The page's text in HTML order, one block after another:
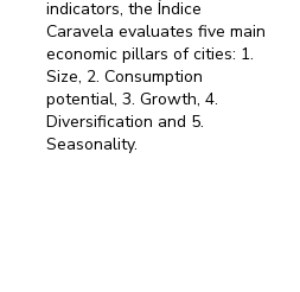
indicators, the Índice
Caravela evaluates five main
economic pillars of cities: 1.
Size, 2. Consumption
potential, 3. Growth, 4.
Diversification and 5.
Seasonality.